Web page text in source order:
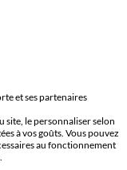
et ses partenaires
site, le personnaliser selon
à vos goûts. Vous pouvez
au fonctionnement